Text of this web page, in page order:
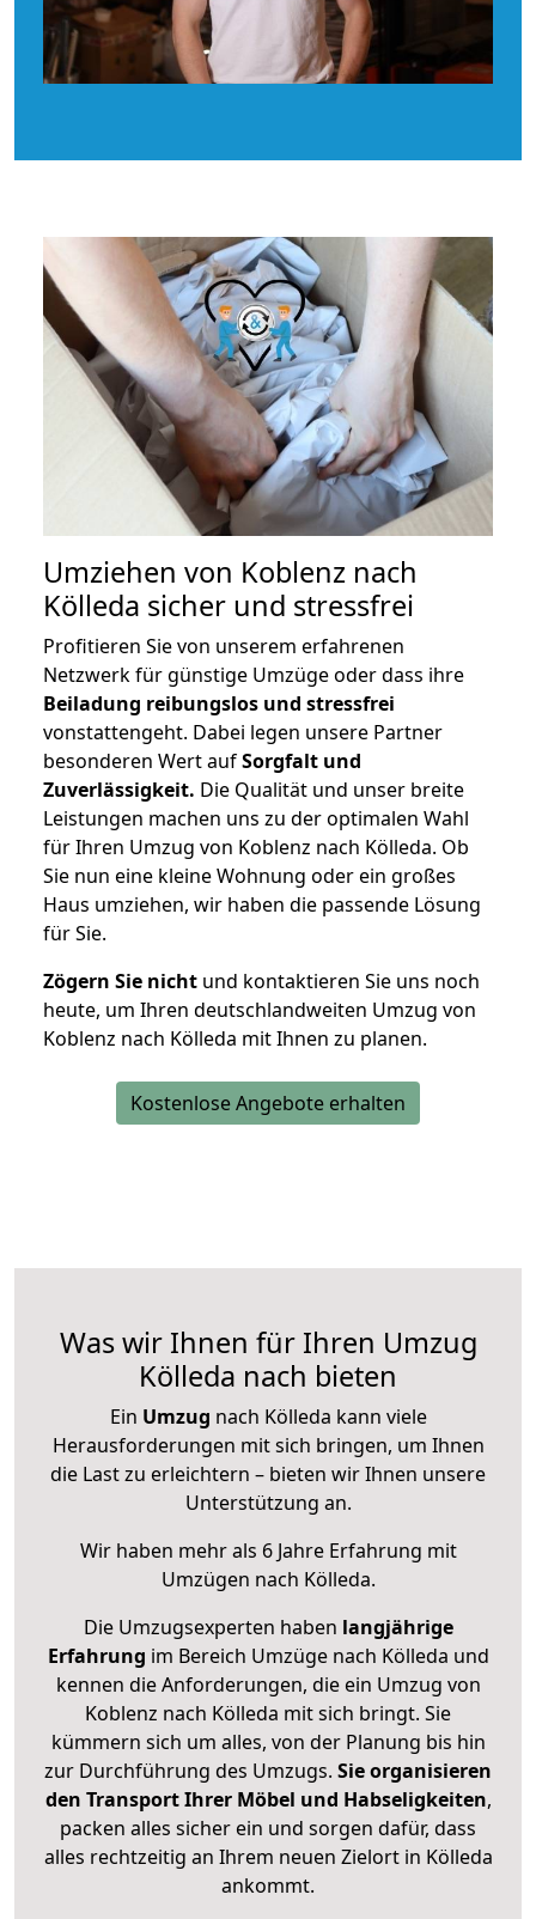
Umziehen von Koblenz nach
Kölleda sicher und stressfrei
Profitieren Sie von unserem erfahrenen
Netzwerk für günstige Umzüge oder dass ihre
Beiladung reibungslos und stressfrei
vonstattengeht. Dabei legen unsere Partner
besonderen Wert aufSorgfalt und
Zuverlässigkeit. Die Qualität und unser breite
Leistungen machen uns zu der optimalen Wahl
für Ihren Umzug von Koblenz nach Kölleda. Ob
Sie nun eine kleine Wohnung oder ein großes
Haus umziehen, wir haben die passende Lösung
für Sie.
Zögern Sie nicht und kontaktieren Sie uns noch
heute, um Ihren deutschlandweiten Umzug von
Koblenz nach Kölleda mit Ihnen zu planen.
Kostenlose Angebote erhalten
Was wir Ihnen für Ihren Umzug
Kölleda nach bieten
Ein Umzug nach Kölleda kann viele
Herausforderungen mit sich bringen, um Ihnen
die Last zu erleichtern – bieten wir Ihnen unsere
Unterstützung an.
Wir haben mehr als 6 Jahre Erfahrung mit
Umzügen nach Kölleda.
Die Umzugsexperten haben langjährige
Erfahrung im Bereich Umzüge nach Kölleda und
kennen die Anforderungen, die ein Umzug von
Koblenz nach Kölleda mit sich bringt. Sie
kümmern sich um alles, von der Planung bis hin
zur Durchführung des Umzugs. Sie organisieren
den Transport Ihrer Möbel und Habseligkeiten,
packen alles sicher ein und sorgen dafür, dass
alles rechtzeitig an Ihrem neuen Zielort in Kölleda
ankommt.